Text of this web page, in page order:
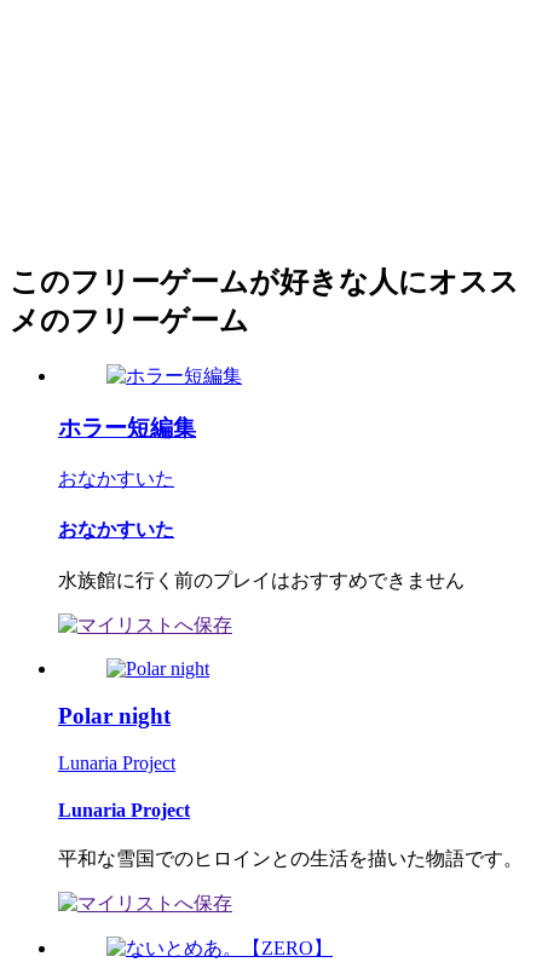
このフリーゲームが好きな人にオスス
メのフリーゲーム
ホラー短編集
おなかすいた
おなかすいた
水族館に行く前のプレイはおすすめできません
Polar night
Lunaria Project
Lunaria Project
平和な雪国でのヒロインとの生活を描いた物語です。